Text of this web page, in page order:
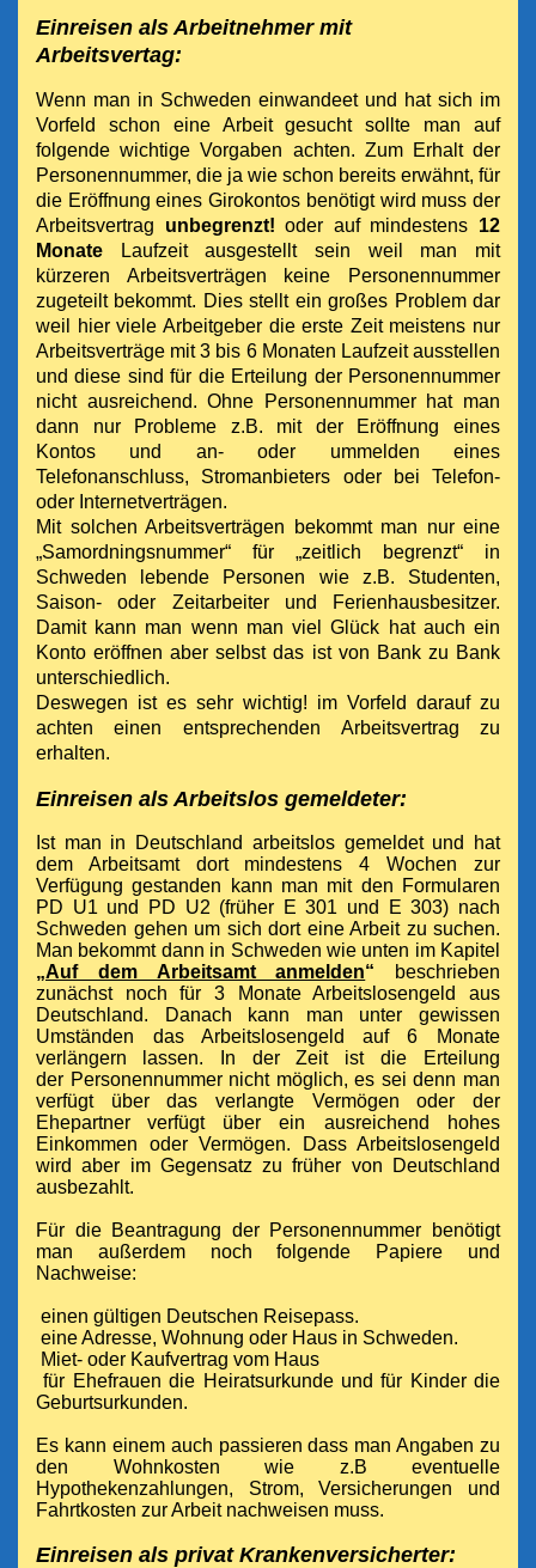
Einreisen als Arbeitnehmer mit
Arbeitsvertag:
Wenn man in Schweden einwandeet und hat sich im
Vorfeld schon eine Arbeit gesucht sollte man auf
folgende wichtige Vorgaben achten. Zum Erhalt der
Personennummer, die ja wie schon bereits erwähnt, für
die Eröffnung eines Girokontos benötigt wird muss der
Arbeitsvertrag unbegrenzt! oder auf mindestens 12
Monate Laufzeit ausgestellt sein weil man mit
kürzeren Arbeitsverträgen keine Personennummer
zugeteilt bekommt. Dies stellt ein großes Problem dar
weil hier viele Arbeitgeber die erste Zeit meistens nur
Arbeitsverträge mit 3 bis 6 Monaten Laufzeit ausstellen
und diese sind für die Erteilung der Personennummer
nicht ausreichend. Ohne Personennummer hat man
dann nur Probleme z.B. mit der Eröffnung eines
Kontos und an- oder ummelden eines
Telefonanschluss, Stromanbieters oder bei Telefon-
oder Internetverträgen.
Mit solchen Arbeitsverträgen bekommt man nur eine
„Samordningsnummer“ für „zeitlich begrenzt“ in
Schweden lebende Personen wie z.B. Studenten,
Saison- oder Zeitarbeiter und Ferienhausbesitzer.
Damit kann man wenn man viel Glück hat auch ein
Konto eröffnen aber selbst das ist von Bank zu Bank
unterschiedlich.
Deswegen ist es sehr wichtig! im Vorfeld darauf zu
achten einen entsprechenden
Arbeitsvertrag zu
erhalten.
Einreisen als Arbeitslos gemeldeter:
Ist man in Deutschland arbeitslos gemeldet und hat
dem Arbeitsamt dort mindestens 4 Wochen zur
Verfügung gestanden kann man mit den Formularen
PD U1 und PD U2 (früher E 301 und E 303) nach
Schweden gehen um sich dort eine Arbeit zu suchen.
Man bekommt dann in Schweden wie unten im Kapitel
„Auf dem Arbeitsamt anmelden“ beschrieben
zunächst noch für 3 Monate Arbeitslosengeld aus
Deutschland. Danach kann man unter gewissen
Umständen das
Arbeitslosengeld
auf 6 Monate
verlängern
lassen. In der Zeit ist die Erteilung
der Personennummer nicht möglich, es sei denn man
verfügt über das verlangte Vermögen oder der
Ehepartner
verfügt
über ein ausreichend hohes
Einkommen oder Vermögen. Dass Arbeitslosengeld
wird aber im Gegensatz zu früher von Deutschland
ausbezahlt.
Für die Beantragung der Personennummer benötigt
man außerdem noch folgende Papiere und
Nachweise:
einen gültigen Deutschen Reisepass.
eine Adresse, Wohnung oder Haus in Schweden.
Miet- oder Kaufvertrag vom Haus
für Ehefrauen die Heiratsurkunde und für Kinder die
Geburtsurkunden.
Es kann einem auch passieren dass man Angaben zu
den Wohnkosten wie z.B eventuelle
Hypothekenzahlungen, Strom, Versicherungen und
Fahrtkosten zur Arbeit nachweisen muss.
Einreisen als privat Krankenversicherter: